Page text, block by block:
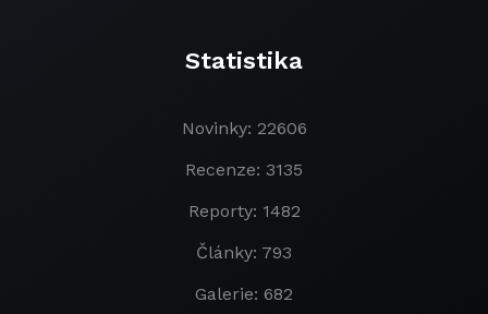
Statistika
Novinky: 22606
Recenze: 3135
Reporty: 1482
Články: 793
Galerie: 682